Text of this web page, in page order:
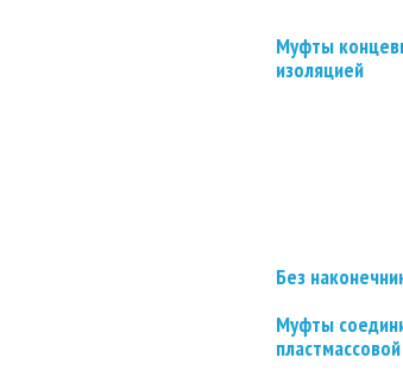
Муфты
изоляцией
Без
Муфты